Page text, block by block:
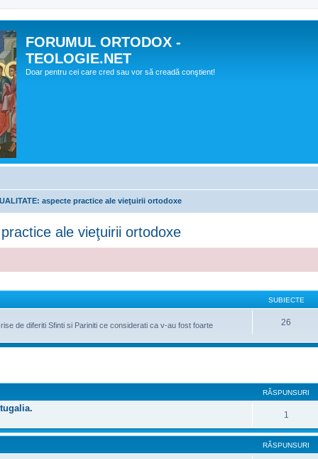
FORUMUL ORTODOX -
TEOLOGIE.NET
Doar pentru cei care cred sau vor să creadă conştient!
aspecte practice ale vieţuirii ortodoxe
ale vieţuirii ortodoxe
SUBIECTE
de diferiti Sfinti si Pariniti ce considerati ca v-au fost foarte
26
RĂSPUNSURI
1
RĂSPUNSURI